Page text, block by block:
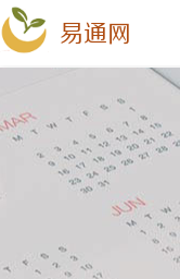
易通网